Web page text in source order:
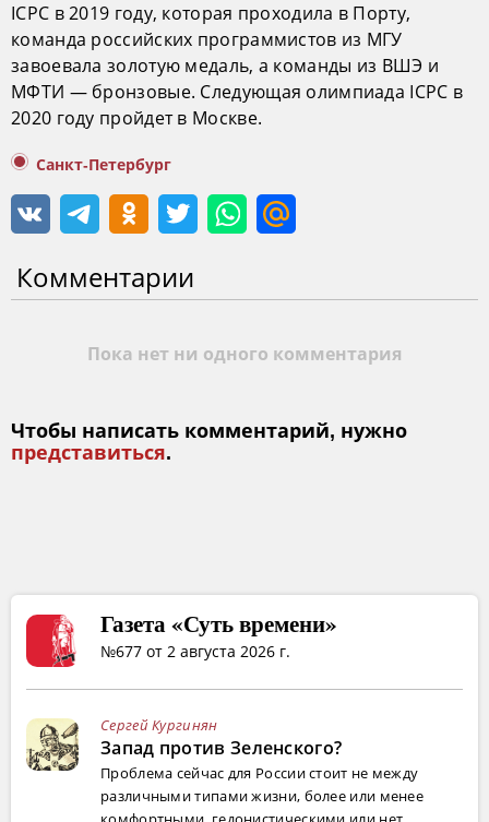
ICPC в 2019 году, которая проходила в Порту,
команда российских программистов из МГУ
завоевала золотую медаль, а команды из ВШЭ и
МФТИ — бронзовые. Следующая олимпиада ICPC в
2020 году пройдет в Москве.
Санкт-Петербург
Комментарии
Пока нет ни одного комментария
Чтобы написать комментарий, нужно
представиться.
Газета «Суть времени»
№677 от 2 августа 2026 г.
Сергей Кургинян
Запад против Зеленского?
Проблема сейчас для России стоит не между
различными типами жизни, более или менее